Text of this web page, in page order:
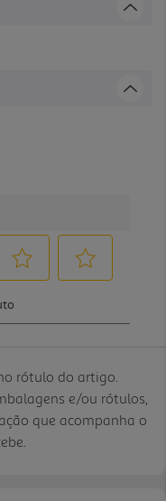
rótulo do artigo.
e/ou rótulos,
que acompanha o